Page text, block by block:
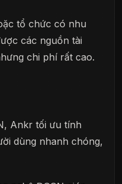
tổ chức có nhu
các nguồn tài
chi phí rất cao.
Ankr tối ưu tính
dùng nhanh chóng,